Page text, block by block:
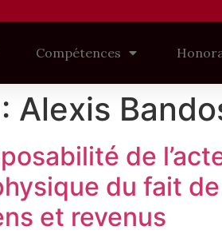
Compétences
Alexis
de
du fait
et revenus